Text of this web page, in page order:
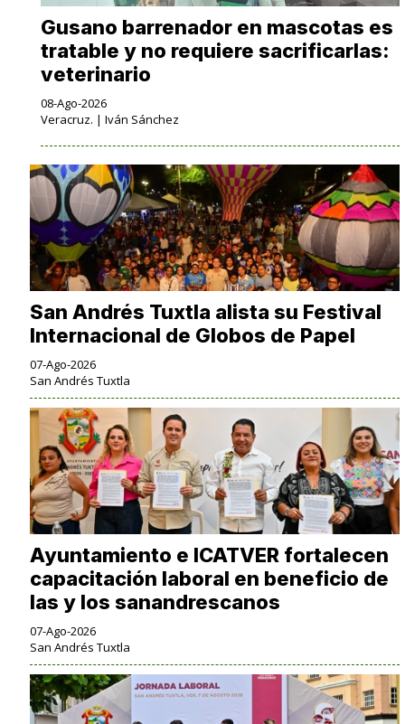
Gusano barrenador en mascotas es
tratable y no requiere sacrificarlas:
veterinario
08-Ago-2026
Veracruz. | Iván Sánchez
San Andrés Tuxtla alista su Festival
Internacional de Globos de Papel
07-Ago-2026
San Andrés Tuxtla
Ayuntamiento e ICATVER fortalecen
capacitación laboral en beneficio de
las y los sanandrescanos
07-Ago-2026
San Andrés Tuxtla